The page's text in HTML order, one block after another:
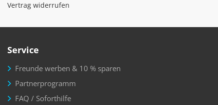
Vertrag widerrufen
Service
Freunde werben & 10 % sparen
Partnerprogramm
FAQ / Soforthilfe